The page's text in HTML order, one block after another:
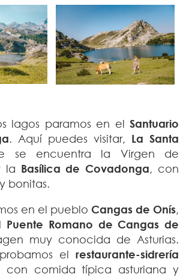
lagos paramos en el Santuario
. Aquí puedes visitar, La Santa
se encuentra la Virgen de
la Basílica de Covadonga, con
bonitas.
en el pueblo Cangas de Onís,
Puente Romano de Cangas de
muy conocida de Asturias.
el restaurante-sidrería
con comida típica asturiana y